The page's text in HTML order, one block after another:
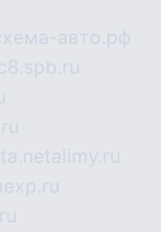
авто.рф
alimy.ru